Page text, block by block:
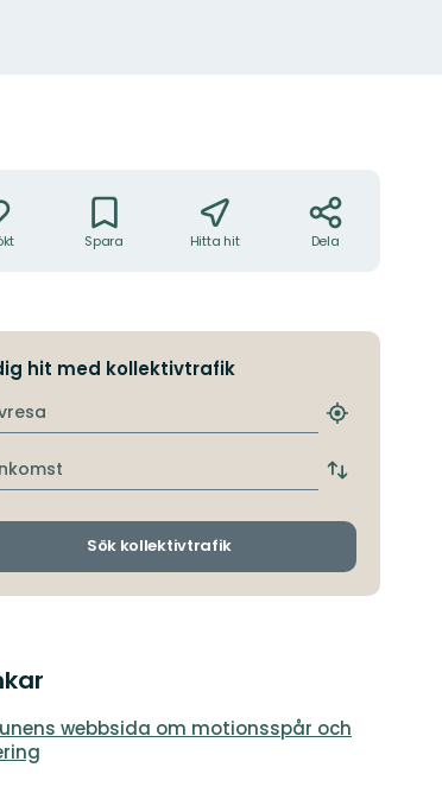
Spara Hitta hit Dela
hit med kollektivtrafik
Hitta
hållplats
Byt
och
Sök kollektivtrafik
webbsida om motionsspår och